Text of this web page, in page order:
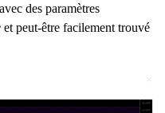
des paramètres
et peut-être facilement trouvé